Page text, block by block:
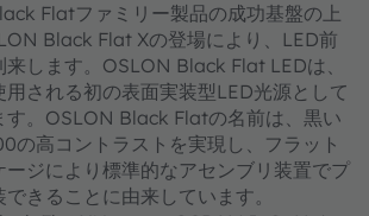
Flatファミリー製品の成功基盤の上
Black Flat Xの登場により、LED前
します。OSLON Black Flat LEDは、
用される初の表面実装型LED光源として
す。OSLON Black Flatの名前は、黒い
の高コントラストを実現し、フラット
ージにより標準的なアセンブリ装置でプ
きることに由来しています。